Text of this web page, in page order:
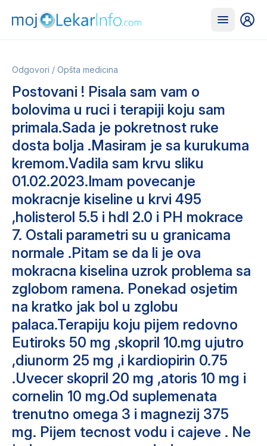
Odgovori / Opšta medicina
Postovani ! Pisala sam vam o
bolovima u ruci i terapiji koju sam
primala.Sada je pokretnost ruke
dosta bolja .Masiram je sa kurukuma
kremom.Vadila sam krvu sliku
01.02.2023.Imam povecanje
mokracnje kiseline u krvi 495
,holisterol 5.5 i hdl 2.0 i PH mokrace
7. Ostali parametri su u granicama
normale .Pitam se da li je ova
mokracna kiselina uzrok problema sa
zglobom ramena. Ponekad osjetim
na kratko jak bol u zglobu
palaca.Terapiju koju pijem redovno
Eutiroks 50 mg ,skopril 10.mg ujutro
,diunorm 25 mg ,i kardiopirin 0.75
.Uvecer skopril 20 mg ,atoris 10 mg i
cornelin 10 mg.Od suplemenata
trenutno omega 3 i magnezij 375
mg. Pijem tecnost vodu i cajeve . Ne